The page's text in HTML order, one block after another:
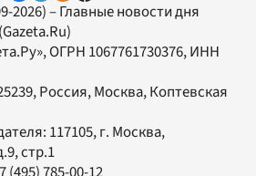
2026) – Главные новости дня
(Gazeta.Ru)
, ОГРН 1067761730376, ИНН
Россия, Москва, Коптевская
117105, г. Москва,
стр.1